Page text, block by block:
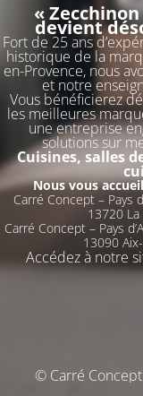
«
devient
Fort de 25 ans
historique de la
en-Provence, nous
et notre
Vous bénéficierez
les meilleures
une entreprise
solutions sur
Cuisines, salles
Nous vous
Carré Concept – Pays
13720
Carré Concept – Pays
13090
Accédez à notre
© Carré